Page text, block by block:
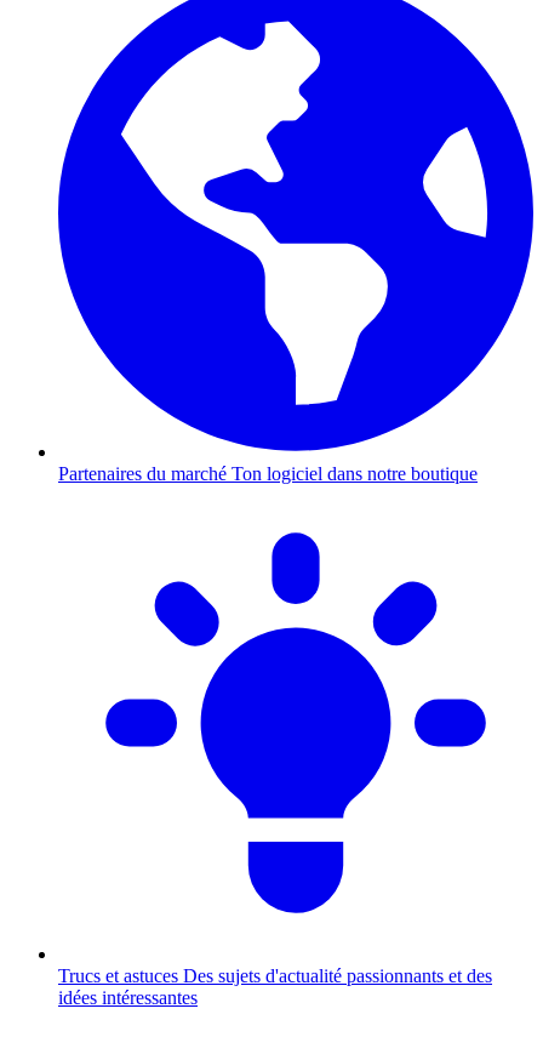
Partenaires du marché Ton logiciel dans notre boutique
Trucs et astuces Des sujets d'actualité passionnants et des
idées intéressantes